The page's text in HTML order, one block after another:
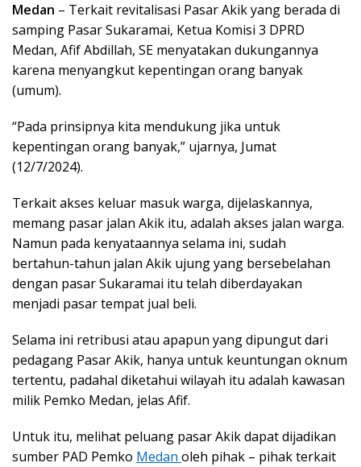
Medan – Terkait revitalisasi Pasar Akik yang berada di
samping Pasar Sukaramai, Ketua Komisi 3 DPRD
Medan, Afif Abdillah, SE menyatakan dukungannya
karena menyangkut kepentingan orang banyak
(umum).
“Pada prinsipnya kita mendukung jika untuk
kepentingan orang banyak,” ujarnya, Jumat
(12/7/2024).
Terkait akses keluar masuk warga, dijelaskannya,
memang pasar jalan Akik itu, adalah akses jalan warga.
Namun pada kenyataannya selama ini, sudah
bertahun-tahun jalan Akik ujung yang bersebelahan
dengan pasar Sukaramai itu telah diberdayakan
menjadi pasar tempat jual beli.
Selama ini retribusi atau apapun yang dipungut dari
pedagang Pasar Akik, hanya untuk keuntungan oknum
tertentu, padahal diketahui wilayah itu adalah kawasan
milik Pemko Medan, jelas Afif.
Untuk itu, melihat peluang pasar Akik dapat dijadikan
sumber PAD Pemko Medan oleh pihak – pihak terkait